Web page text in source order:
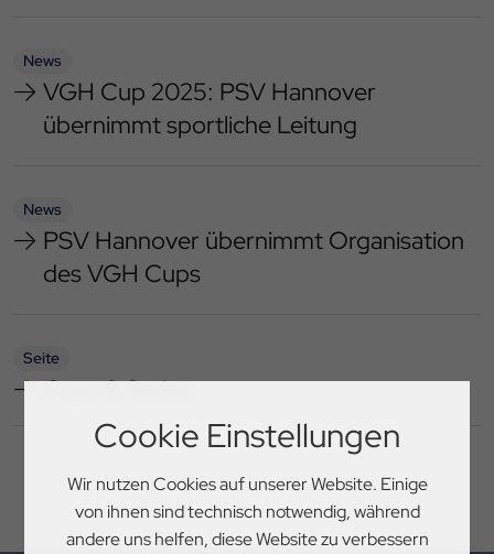
Cookie Einstellungen
Wir nutzen Cookies auf unserer Website. Einige
von ihnen sind technisch notwendig, während
andere uns helfen, diese Website zu verbessern
News
VGH Cup 2025: PSV Hannover
übernimmt sportliche Leitung
News
PSV Hannover übernimmt Organisation
des VGH Cups
Seite
Cups & Serien